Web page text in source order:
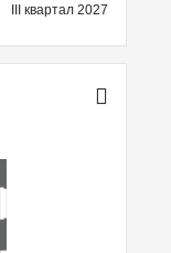
III квартал 2027